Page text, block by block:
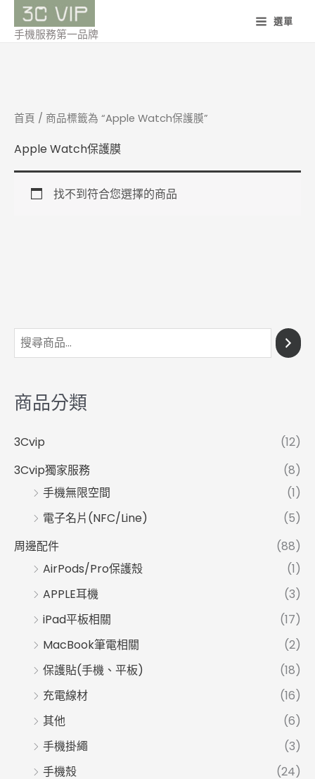
手機服務第一品牌
選單
首頁 / 商品標籤為 “Apple Watch保護膜”
Apple Watch保護膜
找不到符合您選擇的商品
商品分類
3Cvip
(12)
3Cvip獨家服務
(8)
手機無限空間
(1)
電子名片(NFC/Line)
(5)
周邊配件
(88)
AirPods/Pro保護殼
(1)
APPLE耳機
(3)
iPad平板相關
(17)
MacBook筆電相關
(2)
保護貼(手機、平板)
(18)
充電線材
(16)
其他
(6)
手機掛繩
(3)
手機殼
(24)